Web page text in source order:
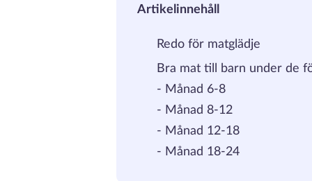
Artikelinnehåll
Redo för matglädje
Bra mat till barn under de
- Månad 6-8
- Månad 8-12
- Månad 12-18
- Månad 18-24